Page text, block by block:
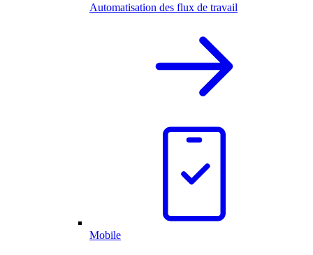
Automatisation des flux de travail
Mobile